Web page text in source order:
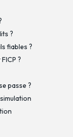
?
fiables ?
?
passe ?